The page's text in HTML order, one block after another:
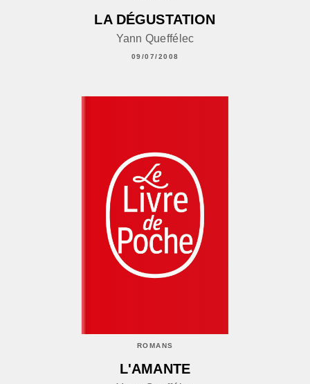
LA DÉGUSTATION
Yann Queffélec
09/07/2008
ROMANS
L'AMANTE